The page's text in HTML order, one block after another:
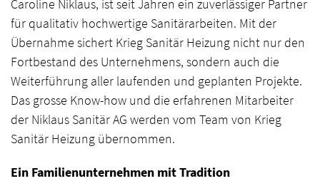
Caroline Niklaus, ist seit Jahren ein zuverlässiger Partner
für qualitativ hochwertige Sanitärarbeiten. Mit der
Übernahme sichert Krieg Sanitär Heizung nicht nur den
Fortbestand des Unternehmens, sondern auch die
Weiterführung aller laufenden und geplanten Projekte.
Das grosse Know-how und die erfahrenen Mitarbeiter
der Niklaus Sanitär AG werden vom Team von Krieg
Sanitär Heizung übernommen.
Ein Familienunternehmen mit Tradition